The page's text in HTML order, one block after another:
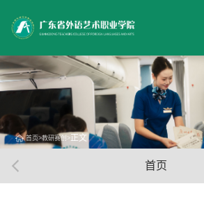
首页>教研赛创 >正文
首页